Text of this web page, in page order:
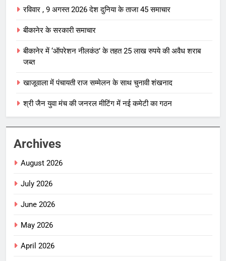
रविवार , 9 अगस्त 2026 देश दुनिया के ताजा 45 समाचार
बीकानेर के सरकारी समाचार
बीकानेर में ‘ऑपरेशन नीलकंठ’ के तहत 25 लाख रुपये की अवैध शराब
जब्त
खाजूवाला में पंचायती राज सम्मेलन के साथ चुनावी शंखनाद
श्री जैन युवा मंच की जनरल मीटिंग में नई कमेटी का गठन
Archives
August 2026
July 2026
June 2026
May 2026
April 2026